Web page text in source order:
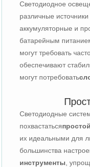
Светодиодное
различные
аккумуляторные и
батарейным
могут требовать
обеспечивают
могут потребовать
Светодиодные
похвастаться
их идеальными для
большинства
инструменты ,